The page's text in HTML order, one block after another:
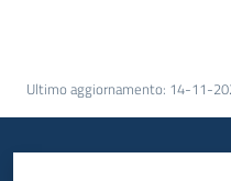
Leggi
Atti
Ultimo aggiornamento: 14-11-